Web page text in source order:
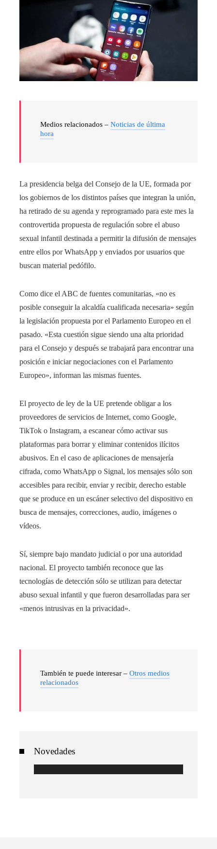
Medios relacionados – Noticias de última
hora
La presidencia belga del Consejo de la UE, formada por
los gobiernos de los distintos países que integran la unión,
ha retirado de su agenda y reprogramado para este mes la
controvertida propuesta de regulación sobre el abuso
sexual infantil destinada a permitir la difusión de mensajes
entre ellos por WhatsApp y enviados por usuarios que
buscan material pedófilo.
Como dice el ABC de fuentes comunitarias, «no es
posible conseguir la alcaldía cualificada necesaria» según
la legislación propuesta por el Parlamento Europeo en el
pasado. «Esta cuestión sigue siendo una alta prioridad
para el Consejo y después se trabajará para encontrar una
posición e iniciar negociaciones con el Parlamento
Europeo», informan las mismas fuentes.
El proyecto de ley de la UE pretende obligar a los
proveedores de servicios de Internet, como Google,
TikTok o Instagram, a escanear cómo activar sus
plataformas para borrar y eliminar contenidos ilícitos
abusivos. En el caso de aplicaciones de mensajería
cifrada, como WhatsApp o Signal, los mensajes sólo son
accesibles para recibir, enviar y recibir, derecho estable
que se produce en un escáner selectivo del dispositivo en
busca de mensajes, correcciones, audio, imágenes o
vídeos.
Sí, siempre bajo mandato judicial o por una autoridad
nacional. El proyecto también reconoce que las
tecnologías de detección sólo se utilizan para detectar
abuso sexual infantil y que fueron desarrolladas para ser
«menos intrusivas en la privacidad».
También te puede interesar – Otros medios
relacionados
Novedades